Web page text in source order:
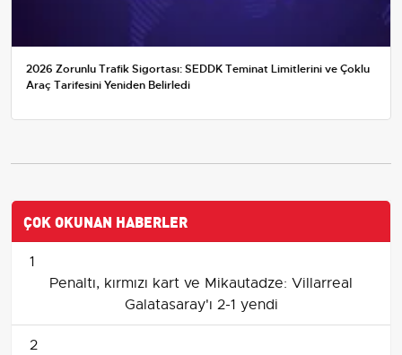
2026 Zorunlu Trafik Sigortası: SEDDK Teminat Limitlerini ve Çoklu
Araç Tarifesini Yeniden Belirledi
ÇOK OKUNAN HABERLER
1
Penaltı, kırmızı kart ve Mikautadze: Villarreal
Galatasaray'ı 2-1 yendi
2